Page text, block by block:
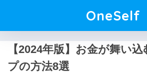
OneSelf
【2024年版】お金が舞い
プの方法8選